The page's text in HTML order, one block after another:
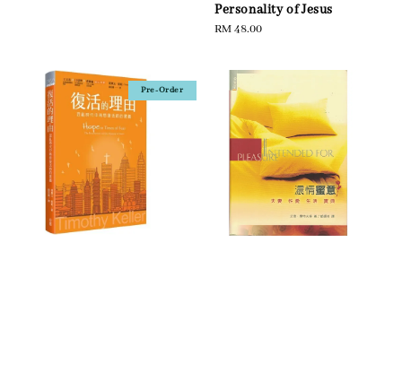
Personality of Jesus
Regular
RM 48.00
Pre-Order